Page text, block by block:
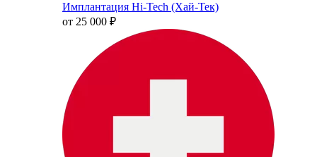
Имплантация Hi-Tech (Хай-Тек)
от 25 000 ₽